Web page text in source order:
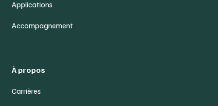
Applications
Accompagnement
À propos
Carrières